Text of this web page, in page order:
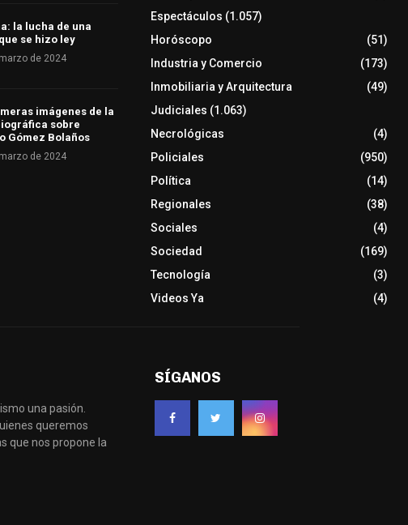
la lucha de una
se hizo ley
de 2024
imágenes de la
sobre
Gómez Bolaños
de 2024
Espectáculos (1.057)
Horóscopo
(51)
Industria y Comercio
(173)
Inmobiliaria y Arquitectura
(49)
Judiciales (1.063)
Necrológicas
(4)
Policiales
(950)
Política
(14)
Regionales
(38)
Sociales
(4)
Sociedad
(169)
Tecnología
(3)
Videos Ya
(4)
una pasión.
queremos
que nos propone la
SÍGANOS